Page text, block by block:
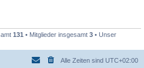
131 • Mitglieder insgesamt 3 • Unser
Alle Zeiten sind UTC+02:00